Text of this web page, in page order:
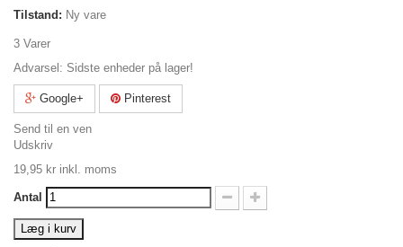
Tilstand: Ny vare
3 Varer
Advarsel: Sidste enheder på lager!
Google+ Pinterest
Send til en ven
Udskriv
19,95 kr inkl. moms
Antal
Læg i kurv